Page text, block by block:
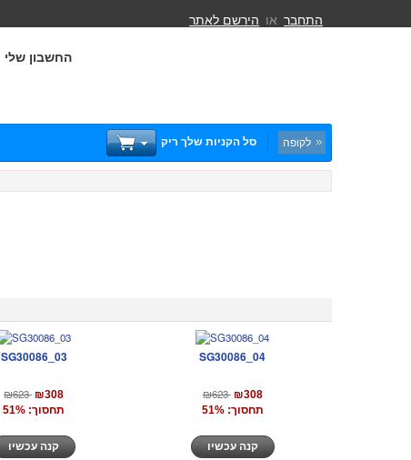
החשבון שלי
התחבר או הירשם לאתר
סל הקניות שלך ריק לקופה
SG30086_03
₪623 ₪308
תחסוך: 51%
SG30086_04
₪623 ₪308
תחסוך: 51%
קנה עכשיו